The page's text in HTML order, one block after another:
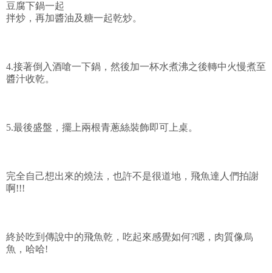
豆腐下鍋一起
拌炒，再加醬油及糖一起乾炒。
4.接著倒入酒嗆一下鍋，然後加一杯水煮沸之後轉中火慢煮至
醬汁收乾。
5.最後盛盤，擺上兩根青蔥絲裝飾即可上桌。
完全自己想出來的燒法，也許不是很道地，飛魚達人們拍謝
啊!!!
終於吃到傳說中的飛魚乾，吃起來感覺如何?嗯，肉質像烏
魚，哈哈!